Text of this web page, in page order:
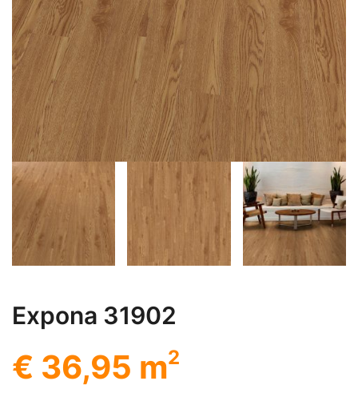
Expona 31902
€ 36,95 m2